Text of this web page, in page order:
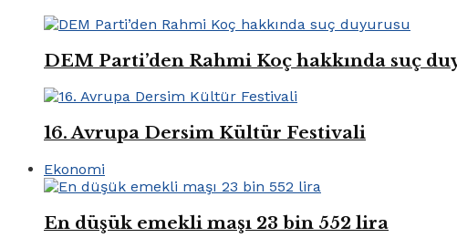
DEM Parti’den Rahmi Koç hakkında suç
16. Avrupa Dersim Kültür Festivali
Ekonomi
En düşük emekli maşı 23 bin 552 lira